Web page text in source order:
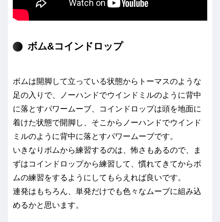
ボム&コインドロップ
ボムは開脚して立っている状態からトーマスのような
足の入りで、ノーハンドでウインドミルのように背中
に落とすパワームーブ、コインドロップは頭を地面に
着けた状態で開脚し、そこからノーハンドでウインド
ミルのように背中に落とすパワームーブです。
いきなりボムから練習するのは、怖さもあるので、ま
ずはコインドロップから練習して、慣れてきてからボ
ムの練習をするようにしてもらえれば良いです。
連発はもちろん、単発だけでも色々なムーブに組み込
めるかと思います。